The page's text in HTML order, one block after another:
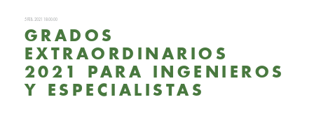
5 FEB. 2021 18:00:00
GRADOS
EXTRAORDINARIOS
2021 PARA INGENIEROS
Y ESPECIALISTAS